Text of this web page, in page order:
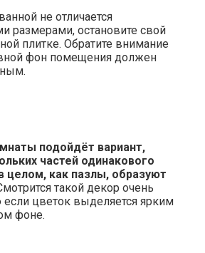
не отличается
размерами, остановите свой
плитке. Обратите внимание
фон помещения должен
подойдёт вариант,
частей одинакового
целом, как пазлы, образуют
такой декор очень
цветок выделяется ярким
фоне.